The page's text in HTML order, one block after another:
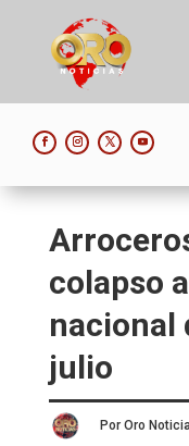
colapso
nacional
julio
Por Oro